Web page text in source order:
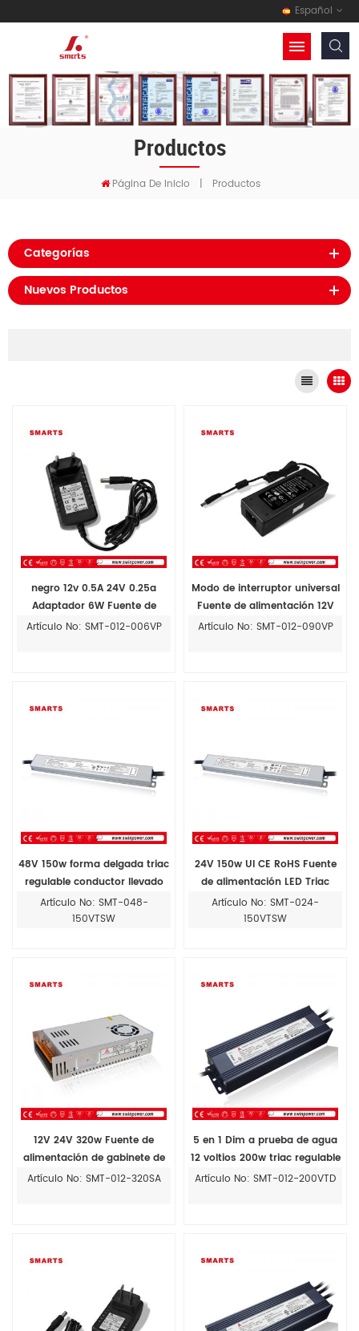
Español
Productos
Página De Inicio | Productos
Categorías
Nuevos Productos
negro 12v 0.5A 24V 0.25a
Adaptador 6W Fuente de
alimentación del adaptador de
Artículo No: SMT-012-006VP
Modo de interruptor universal
Fuente de alimentación 12V
7.5A 24V 90W Adaptador de
Artículo No: SMT-012-090VP
48V 150w forma delgada triac
regulable conductor llevado
Artículo No: SMT-048-
150VTSW
24V 150w Ul CE RoHS Fuente
de alimentación LED Triac
Regulable conductor llevado
Artículo No: SMT-024-
150VTSW
12V 24V 320w Fuente de
alimentación de gabinete de
voltaje constante
Artículo No: SMT-012-320SA
5 en 1 Dim a prueba de agua
12 voltios 200w triac regulable
Fuente de alimentación LED
Artículo No: SMT-012-200VTD